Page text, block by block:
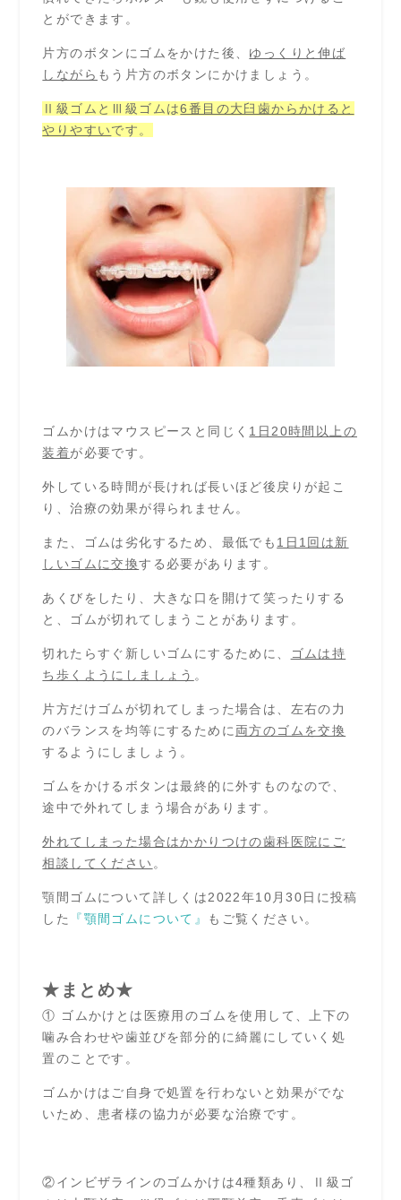
とができます。
片方のボタンにゴムをかけた後、 ゆっくりと伸ば
しながら もう片方のボタンにかけましょう。
Ⅱ級ゴムとⅢ級ゴムは6番目の大臼歯からかけると
やりやすいです。
ゴムかけはマウスピースと同じく 1日20時間以上の
装着が必要です。
外している時間が長ければ長いほど後戻りが起こ
り、治療の効果が得られません。
また、ゴムは劣化するため、最低でも 1日1回は新
しいゴムに交換する必要があります。
あくびをしたり、大きな口を開けて笑ったりする
と、ゴムが切れてしまうことがあります。
切れたらすぐ新しいゴムにするために、
ゴムは持
ち歩くようにしましょう 。
片方だけゴムが切れてしまった場合は、左右の力
のバランスを均等にするために 両方のゴムを交換
するようにしましょう。
ゴムをかけるボタンは最終的に外すものなので、
途中で外れてしまう場合があります。
外れてしまった場合はかかりつけの歯科医院にご
相談してください 。
顎間ゴムについて詳しくは2022年10月30日に投稿
した
『顎間ゴムについて』 もご覧ください。
★まとめ★
① ゴムかけとは医療用のゴムを使用して、上下の
噛み合わせや歯並びを部分的に綺麗にしていく処
置のことです。
ゴムかけはご自身で処置を行わないと効果がでな
いため、患者様の協力が必要な治療です。
②インビザラインのゴムかけは4種類あり、Ⅱ級ゴ